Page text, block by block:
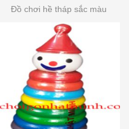
Đồ chơi hề tháp sắc màu